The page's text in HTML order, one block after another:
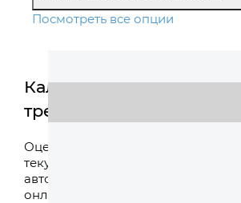
Посмотреть все опции
Калькулятор
трейд-ин
Оцените свой
текущий
автомобиль
онлайн